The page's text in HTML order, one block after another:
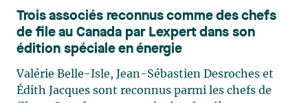
Trois associés reconnus comme des chefs
de file au Canada par Lexpert dans son
édition spéciale en énergie
Valérie Belle-Isle, Jean-Sébastien Desroches et
Édith Jacques sont reconnus parmi les chefs de